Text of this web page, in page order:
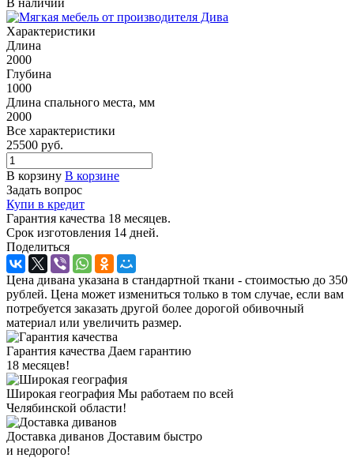
Характеристики
Длина
2000
Глубина
1000
Длина спального места, мм
2000
Все характеристики
25500 руб.
В корзину В корзине
Задать вопрос
Купи в кредит
Гарантия качества 18 месяцев.
Срок изготовления 14 дней.
Поделиться
Цена дивана указана в стандартной ткани - стоимостью до 350
рублей. Цена может измениться только в том случае, если вам
потребуется заказать другой более дорогой обивочный
материал или увеличить размер.
Гарантия качества Даем гарантию
18 месяцев!
Широкая география Мы работаем по всей
Челябинской области!
Доставка диванов Доставим быстро
и недорого!